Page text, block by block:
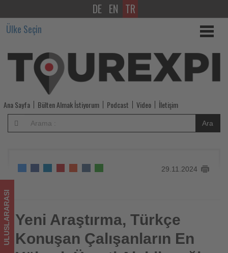
Yeni
Araştırma,
Türkçe
Konuşan
Çalışanların
En
Yüksek
Ücreti
Alabileceği
Yerleri
Ortaya
Koydu
DE EN TR
Ülke Seçin
Ana Sayfa Bülten Almak İstiyorum Podcast Video İletişim
Ara
29.11.2024
Yeni Araştırma, Türkçe Konuşan Çalışanların En Yüksek Ücreti
Alabileceği Yerleri Ortaya Koydu
ULUSLARARASI Yeni Araştırma, Türkçe
Konuşan Çalışanların En